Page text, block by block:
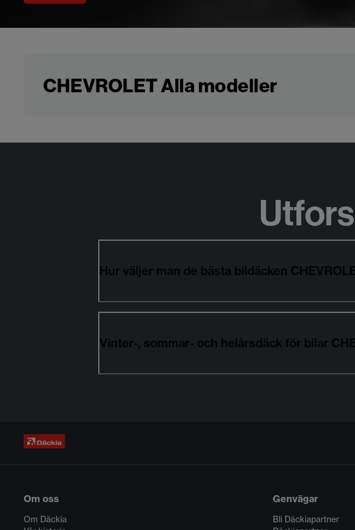
CHEVROLET Alla modeller
Hur väljer man de bästa bildäcken
Vinter-, sommar- och helårsdäck för bilar
Om oss
Om Däckia
Genvägar
Bli Däckiapartner